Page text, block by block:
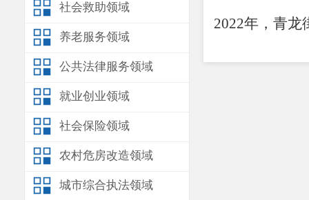
社会救助领域
养老服务领域
公共法律服务领域
就业创业领域
社会保险领域
农村危房改造领域
城市综合执法领域
2022年，青龙